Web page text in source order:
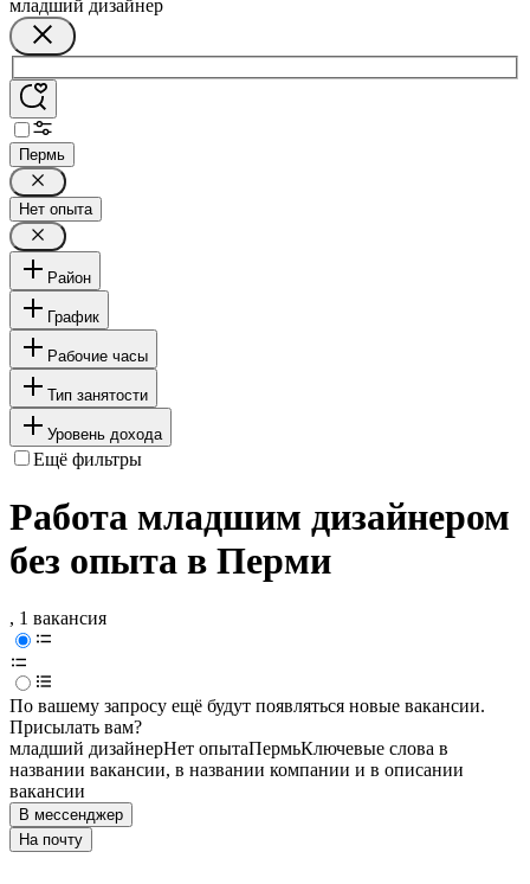
младший дизайнер
Пермь
Нет опыта
Район
График
Рабочие часы
Тип занятости
Уровень дохода
Ещё фильтры
Работа младшим дизайнером
без опыта в Перми
, 1 вакансия
По вашему запросу ещё будут появляться новые вакансии.
Присылать вам?
младший дизайнерНет опытаПермьКлючевые слова в
названии вакансии, в названии компании и в описании
вакансии
В мессенджер
На почту